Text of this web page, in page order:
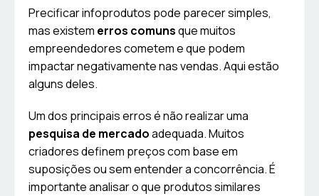
Precificar infoprodutos pode parecer simples,
mas existem erros comunsque muitos
empreendedores cometem e que podem
impactar negativamente nas vendas. Aqui estão
alguns deles.
Um dos principais erros é não realizar uma
pesquisa de mercadoadequada. Muitos
criadores definem preços com base em
suposições ou sem entender a concorrência. É
importante analisar o que produtos similares